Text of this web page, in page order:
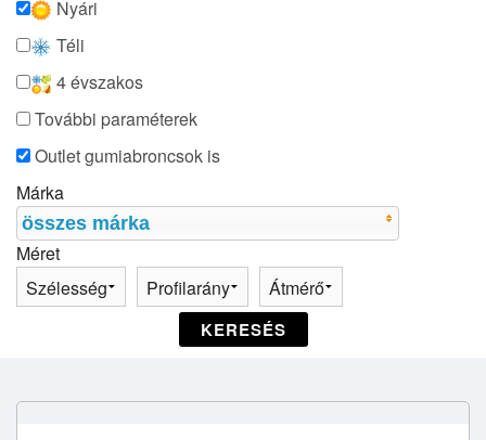
Nyári
Téli
4 évszakos
További paraméterek
Outlet gumiabroncsok is
Márka
összes márka
Méret
KERESÉS